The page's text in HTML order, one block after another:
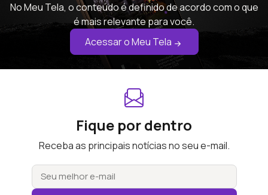
No Meu Tela, o conteúdo é definido de acordo com o que
é mais relevante para você.
Acessar o Meu Tela
Fique por dentro
Receba as principais notícias no seu e-mail.